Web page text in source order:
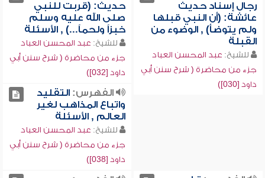
رجال إسناد حديث
عائشة: (أن النبي قبلها
ولم يتوضأ) , الوضوء من
القبلة
للشيخ: عبد المحسن العباد
جزء من محاضرة ( شرح سنن أبي
داود [030])
حديث: (قربت للنبي
صلى الله عليه وسلم
خبزاً ولحماً...) , الأسئلة
للشيخ: عبد المحسن العباد
جزء من محاضرة ( شرح سنن أبي
داود [032])
الفهرس:التقليد
واتباع المذاهب لغير
العالم , الأسئلة
للشيخ: عبد المحسن العباد
جزء من محاضرة ( شرح سنن أبي
داود [038])